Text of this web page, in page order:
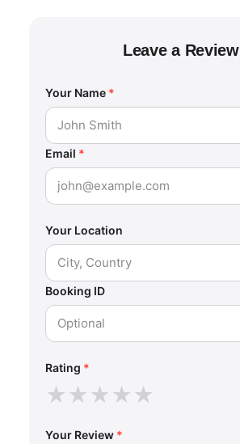
Leave a Review
Your Name *
Email *
Your Location
Booking ID
Rating *
★★★★★
Your Review *